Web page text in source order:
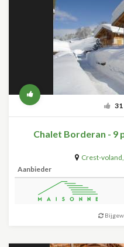
31
Chalet Borderan - 9
Crest-voland,
Aanbieder